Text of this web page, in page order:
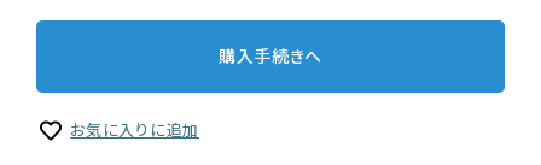
購入手続きへ
お気に入りに追加